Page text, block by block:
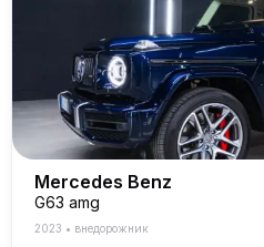
Mercedes Benz
G63 amg
2023 • внедорожник